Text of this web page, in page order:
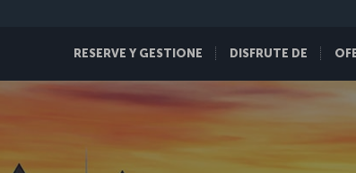
RESERVE Y GESTIONE DISFRUTE DE